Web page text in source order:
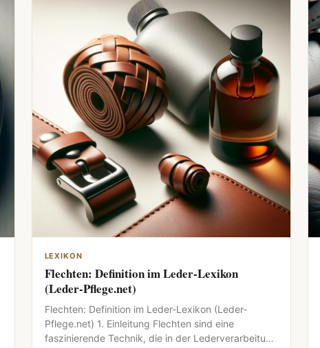
LEXIKON
Flechten: Definition im Leder-Lexikon
(Leder-Pflege.net)
Flechten: Definition im Leder-Lexikon (Leder-
Pflege.net) 1. Einleitung Flechten sind eine
faszinierende Technik, die in der Lederverarbeitung